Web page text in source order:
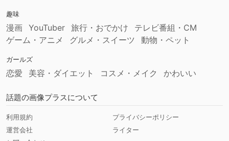
趣味
漫画 YouTuber 旅行・おでかけ
テレビ番組・CM
ゲーム・アニメ
グルメ・スイーツ 動物・ペット
ガールズ
恋愛 美容・ダイエット コスメ・メイク かわいい
話題の画像プラスについて
利用規約
プライバシーポリシー
運営会社
ライター